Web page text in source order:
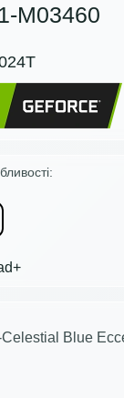
M03460
Celestial Blue